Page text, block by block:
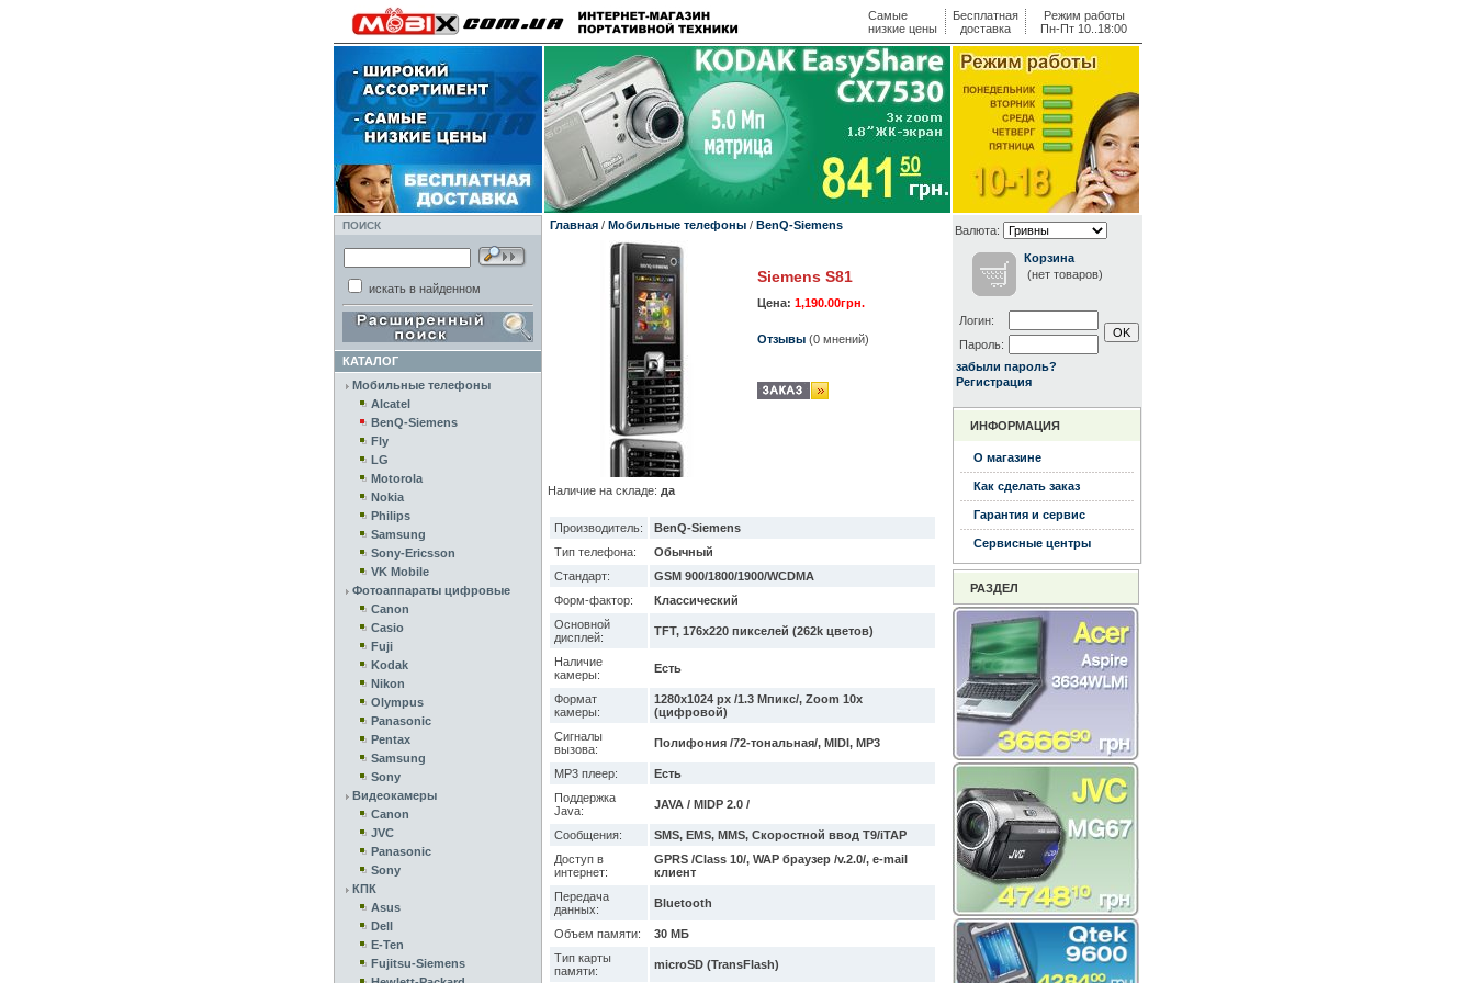
Самые
низкие цены
Бесплатная
доставка
Режим работы
Пн-Пт 10..18:00
ПОИСК
искать в найденном
КАТАЛОГ
Мобильные телефоны
Alcatel
BenQ-Siemens
Fly
LG
Motorola
Nokia
Philips
Samsung
Sony-Ericsson
VK Mobile
Фотоаппараты цифровые
Canon
Casio
Fuji
Kodak
Nikon
Olympus
Panasonic
Pentax
Samsung
Sony
Видеокамеры
Canon
JVC
Panasonic
Sony
КПК
Asus
Dell
E-Ten
Fujitsu-Siemens
Главная/ Мобильные телефоны/ BenQ-Siemens
Siemens S81
Цена: 1,190.00грн.
Отзывы(0 мнений)
Наличие на складе: да
Производитель:
BenQ-Siemens
Тип телефона:
Обычный
Стандарт:
GSM 900/1800/1900/WCDMA
Форм-фактор:
Классический
Основной
дисплей:
TFT, 176x220 пикселей (262k цветов)
Наличие
камеры:
Есть
Формат
камеры:
1280x1024 px /1.3 Мпикс/, Zoom 10x
(цифровой)
Сигналы
вызова:
Полифония /72-тональная/, MIDI, MP3
MP3 плеер:
Есть
Поддержка
Java:
JAVA / MIDP 2.0 /
Сообщения:
SMS, EMS, MMS, Скоростной ввод T9/iTAP
Доступ в
интернет:
GPRS /Class 10/, WAP браузер /v.2.0/, e-mail
клиент
Передача
данных:
Bluetooth
Объем памяти:
30 МБ
Тип карты
памяти:
microSD (TransFlash)
Валюта:
Корзина
(нет товаров)
Логин:
Пароль:
забыли пароль?
Регистрация
ИНФОРМАЦИЯ
О магазине
Как сделать заказ
Гарантия и сервис
Сервисные центры
РАЗДЕЛ